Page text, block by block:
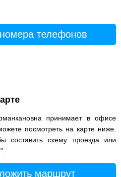
телефонов
принимает в офисе
посмотреть на карте ниже.
составить схему проезда или
маршрут